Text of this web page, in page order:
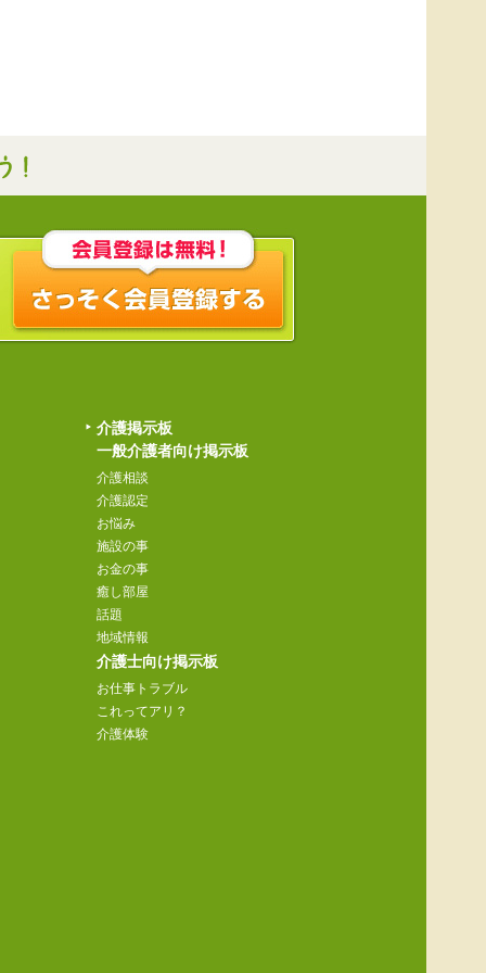
介護掲示板
一般介護者向け掲示板
介護相談
介護認定
お悩み
施設の事
お金の事
癒し部屋
話題
地域情報
介護士向け掲示板
お仕事トラブル
これってアリ？
介護体験